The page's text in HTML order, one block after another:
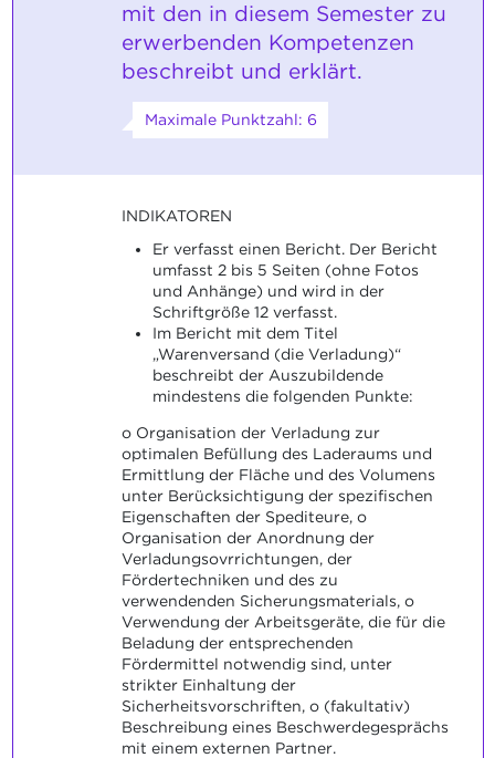
mit den in diesem Semester zu
erwerbenden Kompetenzen
beschreibt und erklärt.
Maximale Punktzahl: 6
INDIKATOREN
Er verfasst einen Bericht. Der Bericht
umfasst 2 bis 5 Seiten (ohne Fotos
und Anhänge) und wird in der
Schriftgröße 12 verfasst.
Im Bericht mit dem Titel
„Warenversand (die Verladung)“
beschreibt der Auszubildende
mindestens die folgenden Punkte:
o Organisation der Verladung zur
optimalen Befüllung des Laderaums und
Ermittlung der Fläche und des Volumens
unter Berücksichtigung der spezifischen
Eigenschaften der Spediteure, o
Organisation der Anordnung der
Verladungsovrrichtungen, der
Fördertechniken und des zu
verwendenden Sicherungsmaterials, o
Verwendung der Arbeitsgeräte, die für die
Beladung der entsprechenden
Fördermittel notwendig sind, unter
strikter Einhaltung der
Sicherheitsvorschriften, o (fakultativ)
Beschreibung eines Beschwerdegesprächs
mit einem externen Partner.